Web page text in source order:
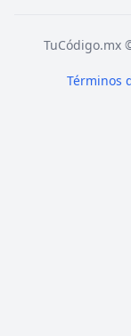
TuCódigo.mx
Términos